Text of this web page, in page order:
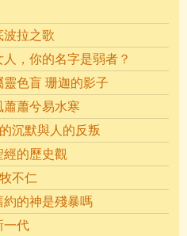
波拉之歌
，你的名字是弱者？
靈色盲 珊迦的影子
蕭蕭兮易水寒
沉默與人的反叛
經的歷史觀
不仁
約的神是殘暴嗎
一代